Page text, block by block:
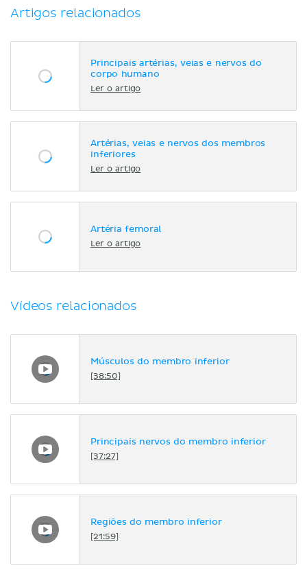
Artigos relacionados
Principais artérias, veias e nervos do
corpo humano
Ler o artigo
Artérias, veias e nervos dos membros
inferiores
Ler o artigo
Artéria femoral
Ler o artigo
Vídeos relacionados
Músculos do membro inferior
[38:50]
Principais nervos do membro inferior
[37:27]
Regiões do membro inferior
[21:59]